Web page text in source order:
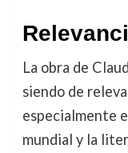
La obra de
siendo de
especialmente
mundial y la